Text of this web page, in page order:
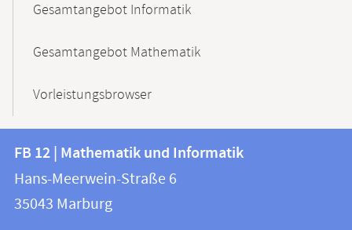
Gesamtangebot Informatik
Gesamtangebot Mathematik
Vorleistungsbrowser
Kontakt
und
Informationen
FB
12
|
FB 12 | Mathematik und Informatik
Hans-Meerwein-Straße 6
35043 Marburg